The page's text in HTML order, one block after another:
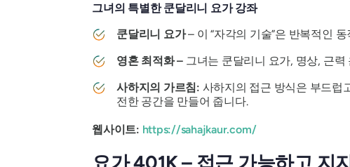
그녀의 특별한 쿤달리니 요가 강좌
쿤달리니 요가– 이 “자각의 기술”은 반복적인
영혼 최적화 – 그녀는 쿤달리니 요가, 명상, 근
사하지의 가르침: 사하지의 접근 방식은 부드럽
전한 공간을 만들어 줍니다.
웹사이트: https://sahajkaur.com/
요가 401K – 접근 가능하고 지